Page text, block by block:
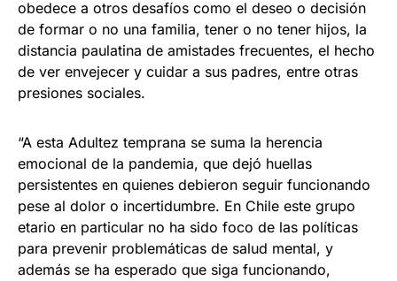
obedece a otros desafíos como el deseo o decisión
de formar o no una familia, tener o no tener hijos, la
distancia paulatina de amistades frecuentes, el hecho
de ver envejecer y cuidar a sus padres, entre otras
presiones sociales.
“A esta Adultez temprana se suma la herencia
emocional de la pandemia, que dejó huellas
persistentes en quienes debieron seguir funcionando
pese al dolor o incertidumbre. En Chile este grupo
etario en particular no ha sido foco de las políticas
para prevenir problemáticas de salud mental, y
además se ha esperado que siga funcionando,